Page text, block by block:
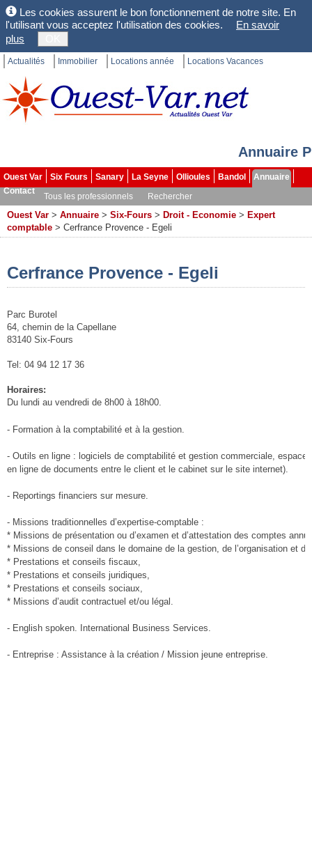
Les cookies assurent le bon fonctionnement de notre site. En
l'utilisant vous acceptez l'utilisation des cookies.
En savoir
plus
Actualités Immobilier Locations année Locations Vacances
Annuaire
Ouest Var Six Fours Sanary La Seyne Ollioules Bandol
Annuaire
Contact
Tous les professionnels Rechercher
Ouest Var > Annuaire > Six-Fours > Droit - Economie > Expert
comptable > Cerfrance Provence - Egeli
Cerfrance Provence - Egeli
Parc Burotel
64, chemin de la Capellane
83140 Six-Fours
Tel: 04 94 12 17 36
Horaires:
Du lundi au vendredi de 8h00 à 18h00.
- Formation à la comptabilité et à la gestion.
- Outils en ligne : logiciels de comptabilité et gestion commerciale, espace
en ligne de documents entre le client et le cabinet sur le site internet).
- Reportings financiers sur mesure.
- Missions traditionnelles d’expertise-comptable :
* Missions de présentation ou d’examen et d’attestation des comptes
* Missions de conseil dans le domaine de la gestion, de l’organisation et de
* Prestations et conseils fiscaux,
* Prestations et conseils juridiques,
* Prestations et conseils sociaux,
* Missions d’audit contractuel et/ou légal.
- English spoken. International Business Services.
- Entreprise : Assistance à la création / Mission jeune entreprise.